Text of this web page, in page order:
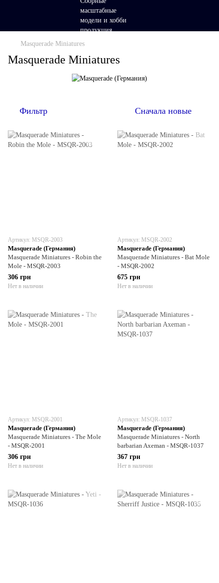
Masquerade Miniatures
Masquerade Miniatures
Фильтр Сначала новые
Артикул: MSQR-2003
Masquerade (Германия)
Masquerade Miniatures - Robin the
Mole - MSQR-2003
306 грн
Нет в наличии
Артикул: MSQR-2002
Masquerade (Германия)
Masquerade Miniatures - Bat Mole
- MSQR-2002
675 грн
Нет в наличии
Артикул: MSQR-2001
Masquerade (Германия)
Masquerade Miniatures - The Mole
- MSQR-2001
306 грн
Нет в наличии
Артикул: MSQR-1037
Masquerade (Германия)
Masquerade Miniatures - North
barbarian Axeman - MSQR-1037
367 грн
Нет в наличии